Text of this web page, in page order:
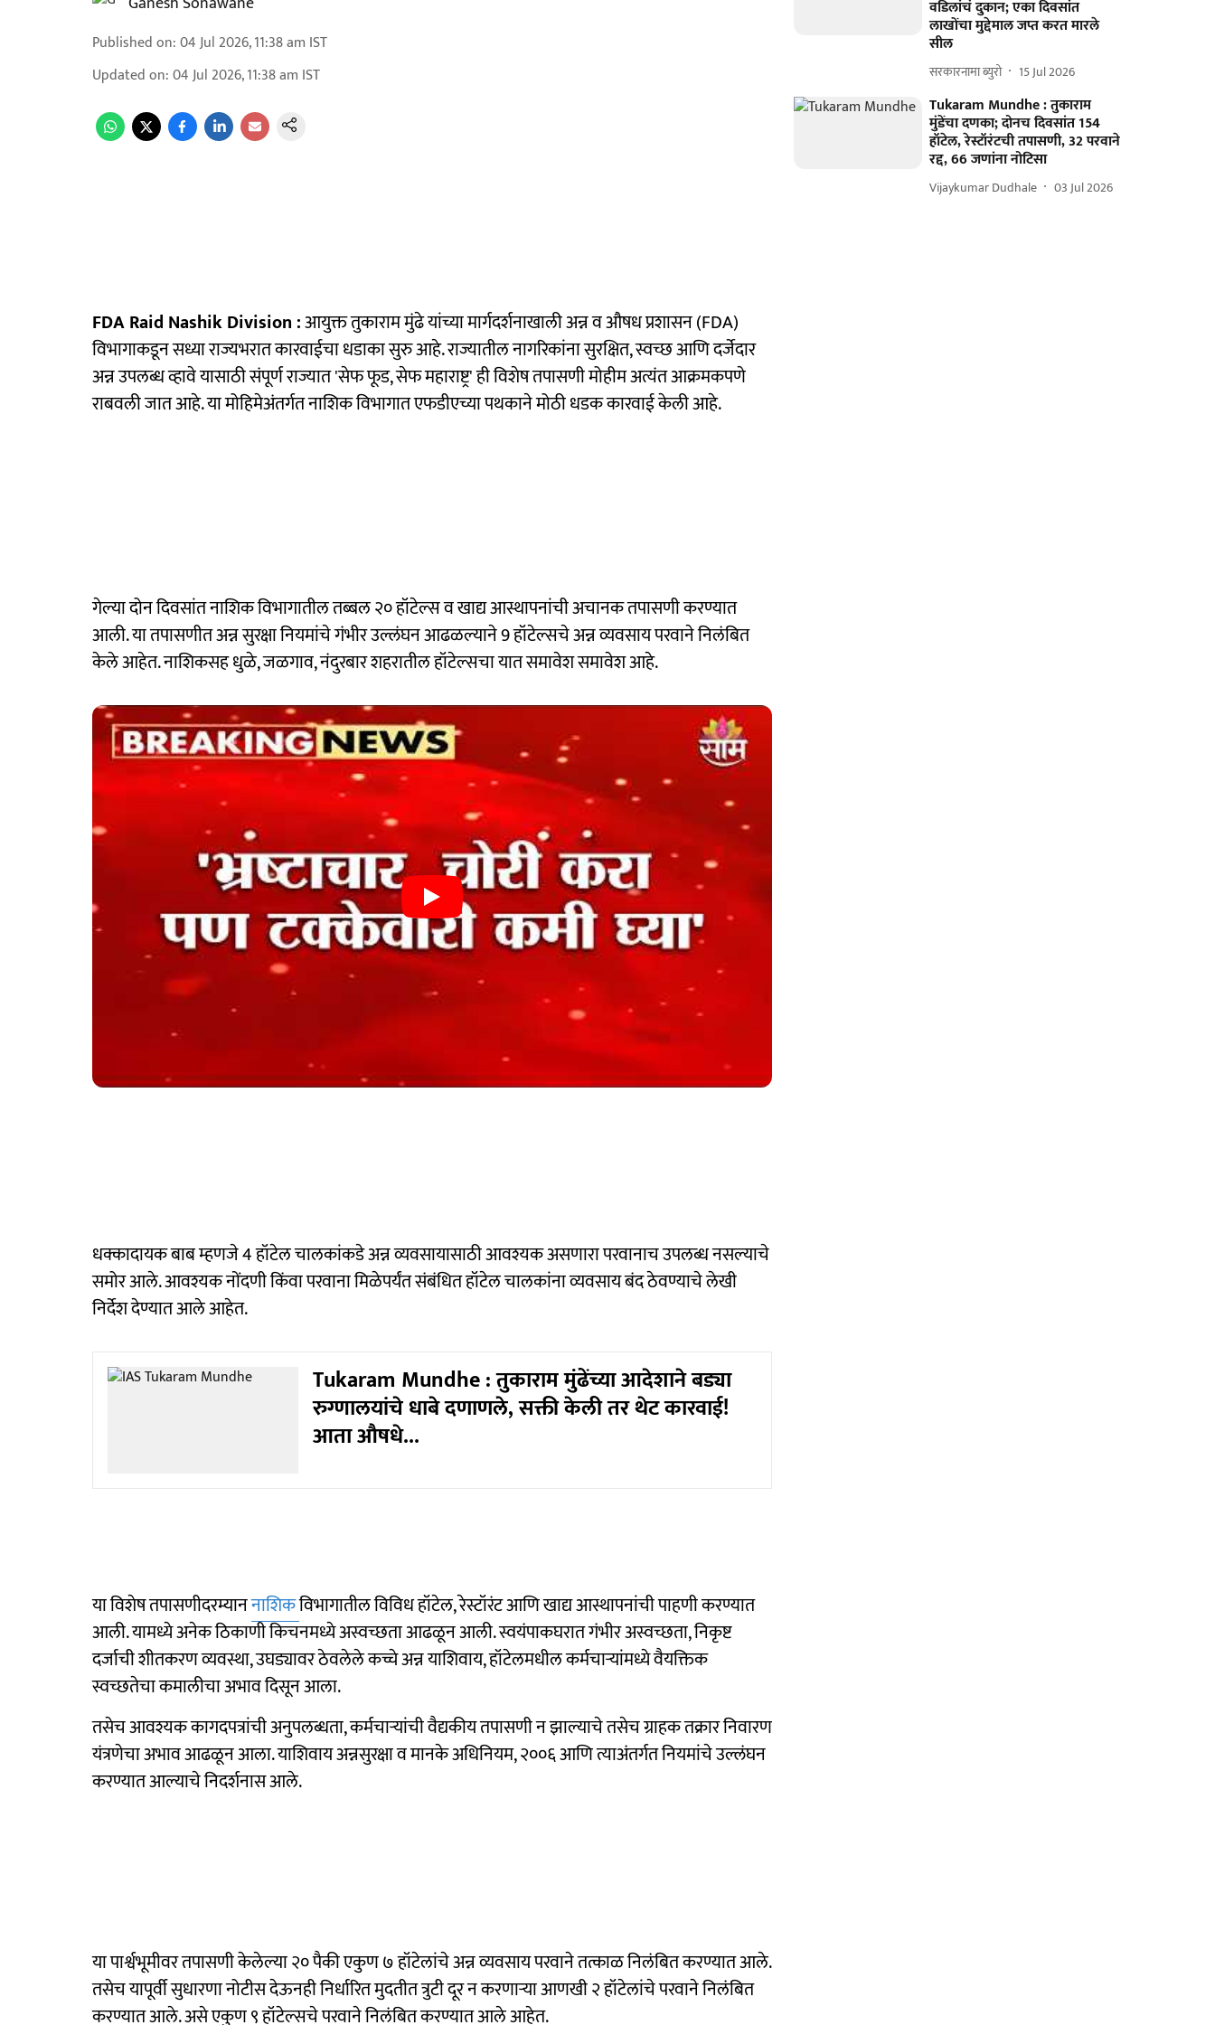
Published on:04 Jul 2026, 11:38 am IST
Updated on:04 Jul 2026, 11:38 am IST
FDA Raid Nashik Division :आयुक्त तुकाराम मुंढे यांच्या मार्गदर्शनाखाली अन्न व औषध प्रशासन (FDA)
विभागाकडून सध्या राज्यभरात कारवाईचा धडाका सुरु आहे. राज्यातील नागरिकांना सुरक्षित, स्वच्छ आणि दर्जेदार
अन्न उपलब्ध व्हावे यासाठी संपूर्ण राज्यात 'सेफ फूड, सेफ महाराष्ट्र' ही विशेष तपासणी मोहीम अत्यंत आक्रमकपणे
राबवली जात आहे. या मोहिमेअंतर्गत नाशिक विभागात एफडीएच्या पथकाने मोठी धडक कारवाई केली आहे.
गेल्या दोन दिवसांत नाशिक विभागातील तब्बल २० हॉटेल्स व खाद्य आस्थापनांची अचानक तपासणी करण्यात
आली. या तपासणीत अन्न सुरक्षा नियमांचे गंभीर उल्लंघन आढळल्याने 9 हॉटेल्सचे अन्न व्यवसाय परवाने निलंबित
केले आहेत. नाशिकसह धुळे, जळगाव, नंदुरबार शहरातील हॉटेल्सचा यात समावेश समावेश आहे.
धक्कादायक बाब म्हणजे 4 हॉटेल चालकांकडे अन्न व्यवसायासाठी आवश्यक असणारा परवानाच उपलब्ध नसल्याचे
समोर आले. आवश्यक नोंदणी किंवा परवाना मिळेपर्यंत संबंधित हॉटेल चालकांना व्यवसाय बंद ठेवण्याचे लेखी
निर्देश देण्यात आले आहेत.
Tukaram Mundhe : तुकाराम मुंढेंच्या आदेशाने बड्या
रुग्णालयांचे धाबे दणाणले, सक्ती केली तर थेट कारवाई!
आता औषधे...
या विशेष तपासणीदरम्याननाशिकविभागातील विविध हॉटेल, रेस्टॉरंट आणि खाद्य आस्थापनांची पाहणी करण्यात
आली. यामध्ये अनेक ठिकाणी किचनमध्ये अस्वच्छता आढळून आली. स्वयंपाकघरात गंभीर अस्वच्छता, निकृष्ट
दर्जाची शीतकरण व्यवस्था, उघड्यावर ठेवलेले कच्चे अन्न याशिवाय, हॉटेलमधील कर्मचाऱ्यांमध्ये वैयक्तिक
स्वच्छतेचा कमालीचा अभाव दिसून आला.
तसेच आवश्यक कागदपत्रांची अनुपलब्धता, कर्मचाऱ्यांची वैद्यकीय तपासणी न झाल्याचे तसेच ग्राहक तक्रार निवारण
यंत्रणेचा अभाव आढळून आला. याशिवाय अन्नसुरक्षा व मानके अधिनियम, २००६ आणि त्याअंतर्गत नियमांचे उल्लंघन
करण्यात आल्याचे निदर्शनास आले.
या पार्श्वभूमीवर तपासणी केलेल्या २० पैकी एकुण ७ हॉटेलांचे अन्न व्यवसाय परवाने तत्काळ निलंबित करण्यात आले.
तसेच यापूर्वी सुधारणा नोटीस देऊनही निर्धारित मुदतीत त्रुटी दूर न करणाऱ्या आणखी २ हॉटेलांचे परवाने निलंबित
करण्यात आले. असे एकुण ९ हॉटेल्सचे परवाने निलंबित करण्यात आले आहेत.
वडिलांचं दुकान; एका दिवसांत
लाखोंचा मुद्देमाल जप्त करत मारले
सील
सरकारनामा ब्युरो 15 Jul 2026
Tukaram Mundhe : तुकाराम
मुंडेंचा दणका; दोनच दिवसांत 154
हॉटेल, रेस्टॉरंटची तपासणी, 32 परवाने
रद्द, 66 जणांना नोटिसा
Vijaykumar Dudhale 03 Jul 2026